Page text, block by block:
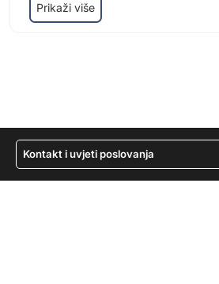
Prikaži više
Kontakt i uvjeti poslovanja